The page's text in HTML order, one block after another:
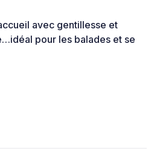
avec gentillesse et
pour les balades et se